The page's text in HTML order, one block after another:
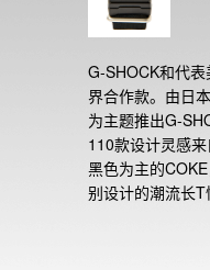
G-SHOCK和代
界合作款。由日
为主题推出G-
110款设计灵感
黑色为主的
别设计的潮流长T